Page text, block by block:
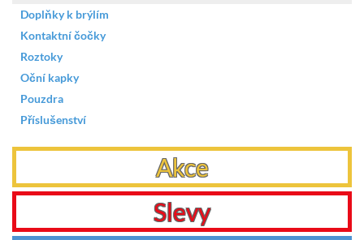
Doplňky k brýlím
Kontaktní čočky
Roztoky
Oční kapky
Pouzdra
Příslušenství
Akce
Slevy